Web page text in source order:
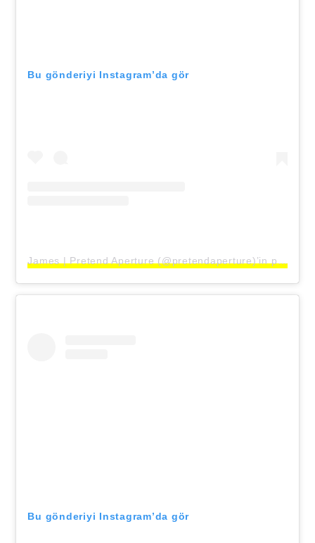
Bu gönderiyi Instagram’da gör
James | Pretend Aperture (@pretendaperture)’in paylaştığı bir gönderi
Bu gönderiyi Instagram’da gör